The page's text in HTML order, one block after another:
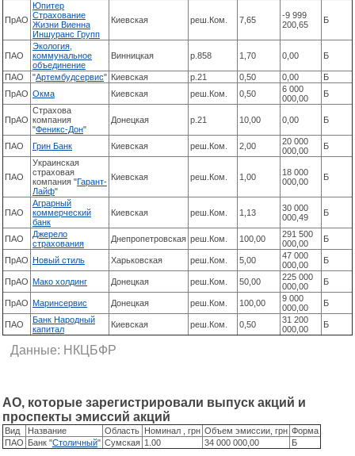
ПрАО
Юпитер
Страхование
Жизни Виенна
Иншуранс Групп
Киевская реш.Ком. 7,65
-9 999
200,65
Б
ПАО
Экология,
коммунальное
объединение
Винницкая р.858 1,70 0,00 Б
ПАО "Артембудсервис" Киевская р.21 0,50 0,00
Б
ПрАО Окма Киевская реш.Ком. 0,50
6 000
000,00
Б
ПрАО
Страхова
компания
"Феникс-Дон"
Донецкая р.21 10,00 0,00 Б
ПАО Грин Банк Киевская реш.Ком. 2,00
20 000
000,00
Б
ПАО
Украинская
страховая
компания "Гарант-
Лайф"
Киевская реш.Ком. 1,00
18 000
000,00
Б
ПАО
Аграрный
коммерческий
банк
Киевская реш.Ком. 1,13
30 000
000,49
Б
ПАО
Джерело
страхования
Днепропетровская реш.Ком. 100,00
291 500
000,00
Б
ПрАО Новый стиль Харьковская реш.Ком. 5,00
47 000
000,00
Б
ПрАО Мако холдинг Донецкая реш.Ком. 50,00
225 000
000,00
Б
ПрАО Маринсервис Донецкая реш.Ком. 100,00
9 000
000,00
Б
ПАО
Банк Народный
капитал
Киевская реш.Ком. 0,50
31 200
000,00
Б
Данные: НКЦБФР
АО, которые зарегистрировали выпуск акций и
проспекты эмиссий акций
Вид Название Область Номинал , грн Объем эмиссии, грн Форма
ПАО Банк "Столичный" Сумская 1.00 34 000 000,00 Б